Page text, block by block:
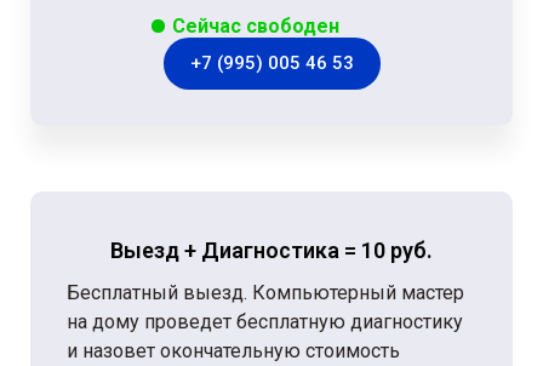
Сейчас свободен
+7 (995) 005 46 53
Выезд + Диагностика = 10 руб.
Бесплатный выезд. Компьютерный мастер
на дому проведет бесплатную диагностику
и назовет окончательную стоимость